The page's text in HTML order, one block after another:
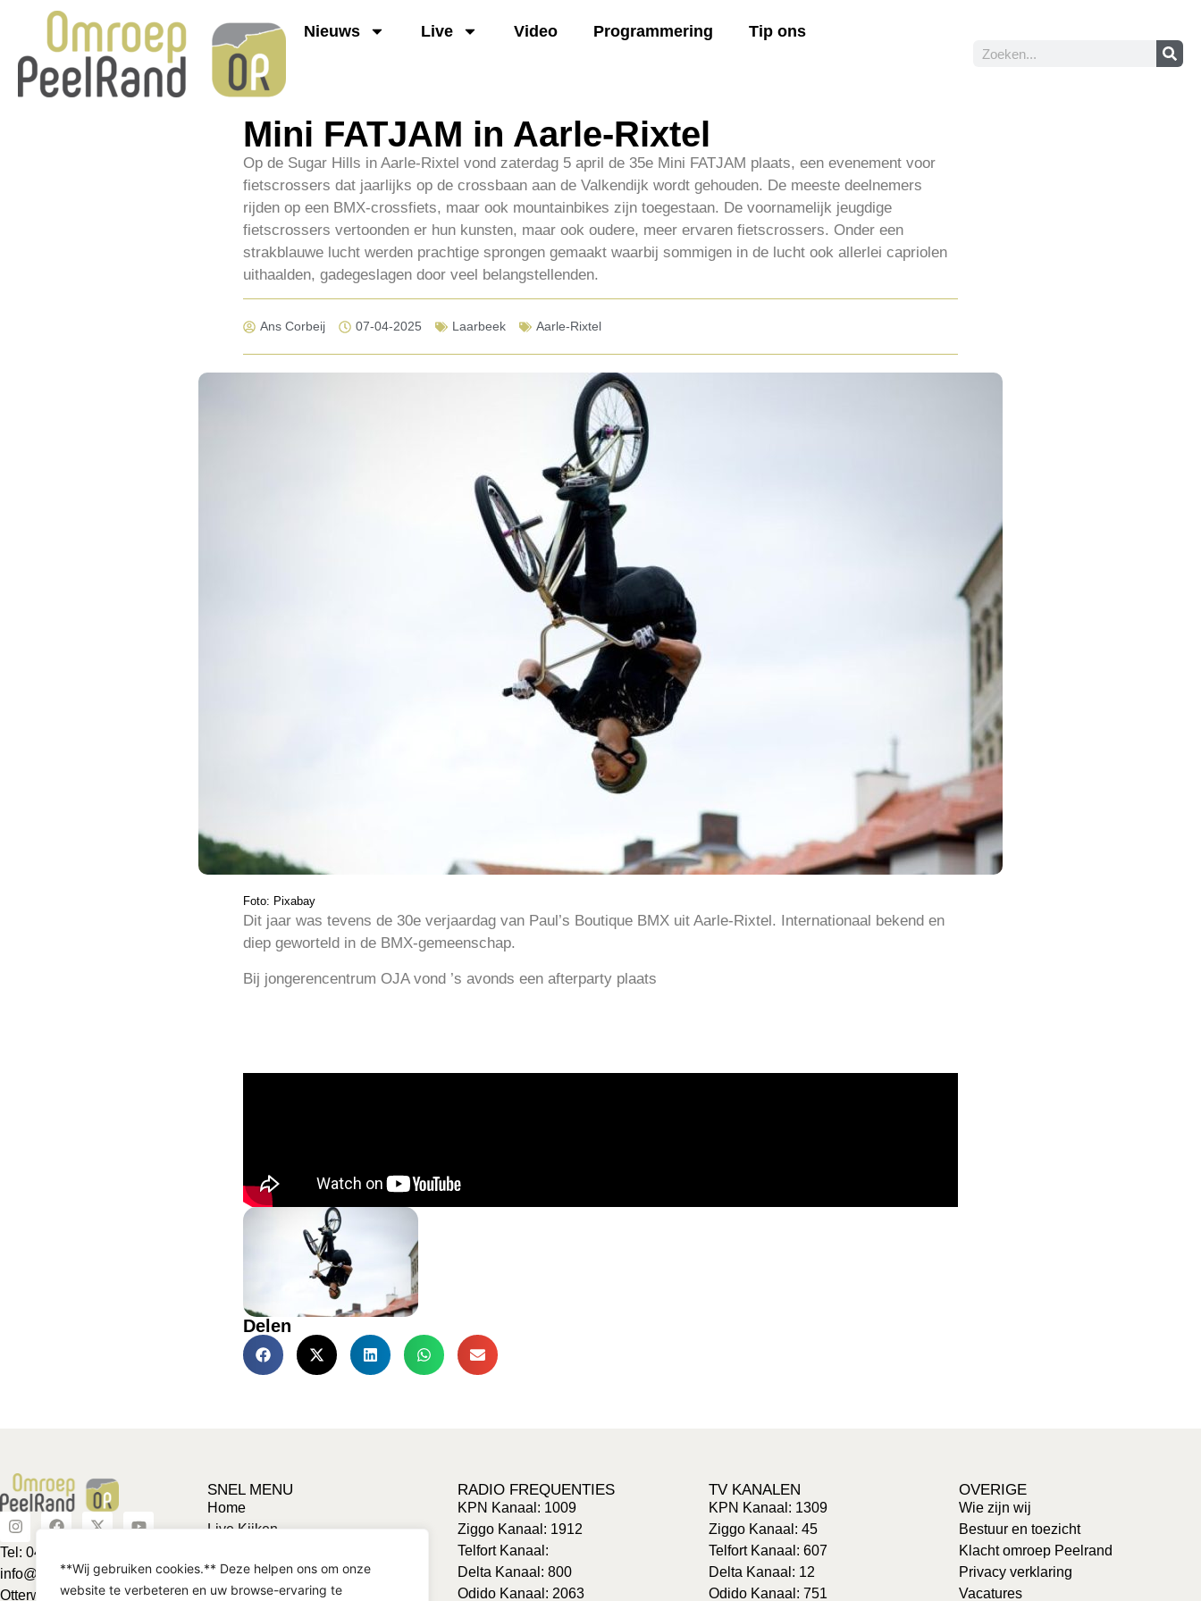
**Wij gebruiken cookies.** Deze helpen ons om onze
website te verbeteren en uw browse-ervaring te
Nieuws Live Video Programmering Tip ons
Mini FATJAM in Aarle-Rixtel
Op de Sugar Hills in Aarle-Rixtel vond zaterdag 5 april de 35e Mini FATJAM plaats, een evenement voor
fietscrossers dat jaarlijks op de crossbaan aan de Valkendijk wordt gehouden. De meeste deelnemers
rijden op een BMX-crossfiets, maar ook mountainbikes zijn toegestaan. De voornamelijk jeugdige
fietscrossers vertoonden er hun kunsten, maar ook oudere, meer ervaren fietscrossers. Onder een
strakblauwe lucht werden prachtige sprongen gemaakt waarbij sommigen in de lucht ook allerlei capriolen
uithaalden, gadegeslagen door veel belangstellenden.
Ans Corbeij 07-04-2025 Laarbeek Aarle-Rixtel
Foto: Pixabay
Dit jaar was tevens de 30e verjaardag van Paul’s Boutique BMX uit Aarle-Rixtel. Internationaal bekend en
diep geworteld in de BMX-gemeenschap.
Bij jongerencentrum OJA vond ’s avonds een afterparty plaats
Delen
Tel: 0492-463624
info@omroeppeelrand.nl
Otterweg 25 5741BC
SNEL MENU
Home
Live Kijken
Vriendje voor een tientje
Club van 1000
RADIO FREQUENTIES
KPN Kanaal: 1009
Ziggo Kanaal: 1912
Telfort Kanaal:
Delta Kanaal: 800
Odido Kanaal: 2063
TV KANALEN
KPN Kanaal: 1309
Ziggo Kanaal: 45
Telfort Kanaal: 607
Delta Kanaal: 12
Odido Kanaal: 751
OVERIGE
Wie zijn wij
Bestuur en toezicht
Klacht omroep Peelrand
Privacy verklaring
Vacatures